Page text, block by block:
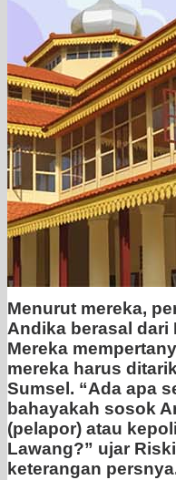
Menurut mereka,
Andika berasal dari
Mereka
mereka harus
Sumsel. “Ada apa
bahayakah sosok
(pelapor) atau
Lawang?” ujar
keterangan